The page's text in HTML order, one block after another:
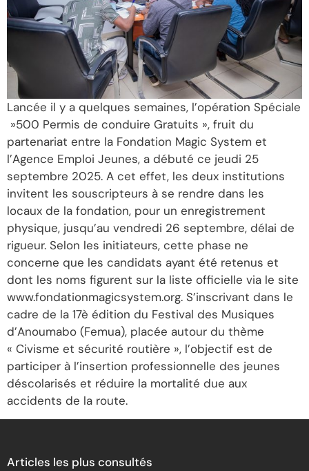
Lancée il y a quelques semaines, l’opération Spéciale
»500 Permis de conduire Gratuits », fruit du
partenariat entre la Fondation Magic System et
l’Agence Emploi Jeunes, a débuté ce jeudi 25
septembre 2025. A cet effet, les deux institutions
invitent les souscripteurs à se rendre dans les
locaux de la fondation, pour un enregistrement
physique, jusqu’au vendredi 26 septembre, délai de
rigueur. Selon les initiateurs, cette phase ne
concerne que les candidats ayant été retenus et
dont les noms figurent sur la liste officielle via le site
www.fondationmagicsystem.org. S’inscrivant dans le
cadre de la 17è édition du Festival des Musiques
d’Anoumabo (Femua), placée autour du thème
« Civisme et sécurité routière », l’objectif est de
participer à l’insertion professionnelle des jeunes
déscolarisés et réduire la mortalité due aux
accidents de la route.
Articles les plus consultés